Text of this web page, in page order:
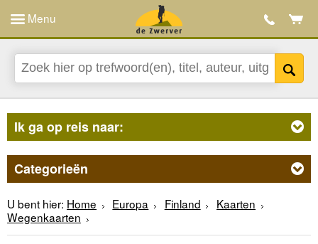
Menu
Ik ga op reis naar:
Categorieën
U bent hier: Home Europa Finland
Kaarten
Wegenkaarten